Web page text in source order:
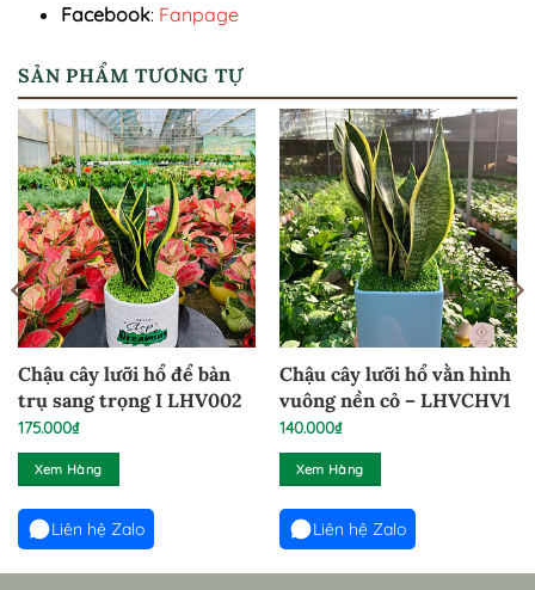
Facebook: Fanpage
SẢN PHẨM TƯƠNG TỰ
Chậu cây lưỡi hổ để bàn
trụ sang trọng I LHV002
175.000₫
Xem Hàng
Liên hệ Zalo
Chậu cây lưỡi hổ vằn hình
vuông nền cỏ – LHVCHV1
140.000₫
Xem Hàng
Liên hệ Zalo